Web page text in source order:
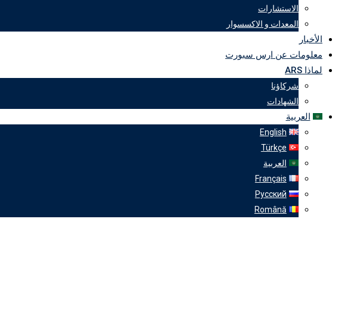
الاستشارات
المعدات و الاكسسوار
الأخبار
معلومات عن ارس سبورت
لماذا ARS
شركاؤنا
الشهادات
العربية
English
Türkçe
العربية
Français
Русский
Română